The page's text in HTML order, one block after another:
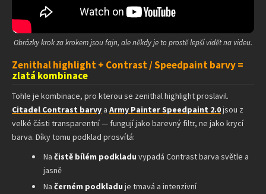
Obrázky krok za krokem jsou fajn, ale někdy je to prostě lepší vidět na videu.
Zenithal highlight + Contrast / Speedpaint barvy =
zlatá kombinace
Tohle je kombinace, pro kterou se zenithal highlight proslavil.
Citadel Contrast barvy a Army Painter Speedpaint 2.0jsou z
velké části transparentní — fungují jako barevný filtr, ne jako krycí
barva. Díky tomu podklad prosvítá:
Na čistě bílém podkladu vypadá Contrast barva světle a
jasně
Na černém podkladu je tmavá a intenzivní